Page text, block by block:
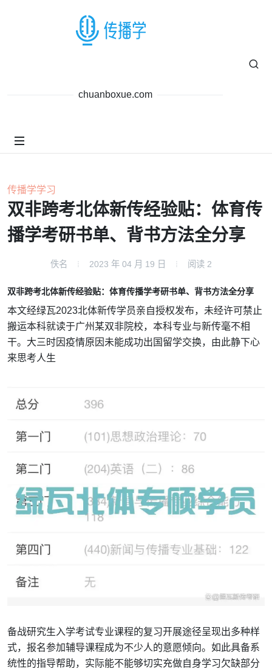
chuanboxue.com
传播学学习
双非跨考北体新传经验贴：体育传
播学考研书单、背书方法全分享
佚名 2023 年 04 月 19 日 阅读 2
双非跨考北体新传经验贴：体育传播学考研书单、背书方法全分享
本文经绿瓦2023北体新传学员亲自授权发布，未经许可禁止
搬运本科就读于广州某双非院校，本科专业与新传毫不相
干。大三时因疫情原因未能成功出国留学交换，由此静下心
来思考人生
备战研究生入学考试专业课程的复习开展途径呈现出多种样
式，报名参加辅导课程成为不少人的意愿倾向。如此具备系
统性的指导帮助，实际能不能够切实充做自身学习欠缺部分